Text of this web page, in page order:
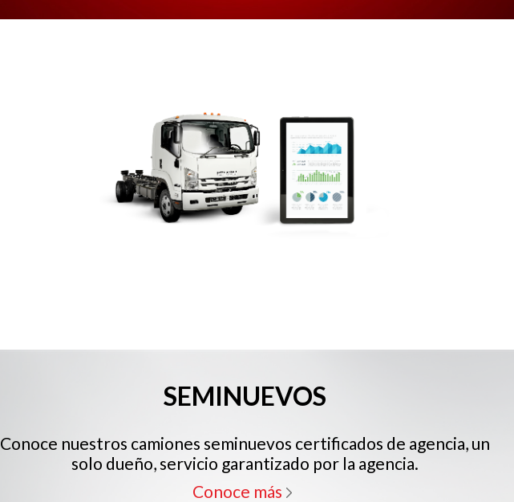
SEMINUEVOS
Conoce nuestros camiones seminuevos certificados de agencia, un
solo dueño, servicio garantizado por la agencia.
Conoce más